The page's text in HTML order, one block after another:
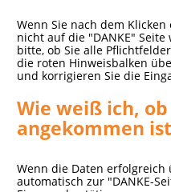
Wenn Sie nach dem
nicht auf die "DANKE"
bitte, ob Sie alle
die roten Hinweisbalken
und korrigieren Sie die
Wie weiß ich,
angekommen
Wenn die Daten
automatisch zur "DANKE-